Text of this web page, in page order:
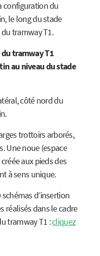
configuration du
le long du stade
du tramway T1.
tramway T1
au niveau du stade
côté nord du
trottoirs arborés,
Une noue (espace
aux pieds des
à sens unique.
d’insertion
réalisés dans le cadre
tramway T1 :cliquez